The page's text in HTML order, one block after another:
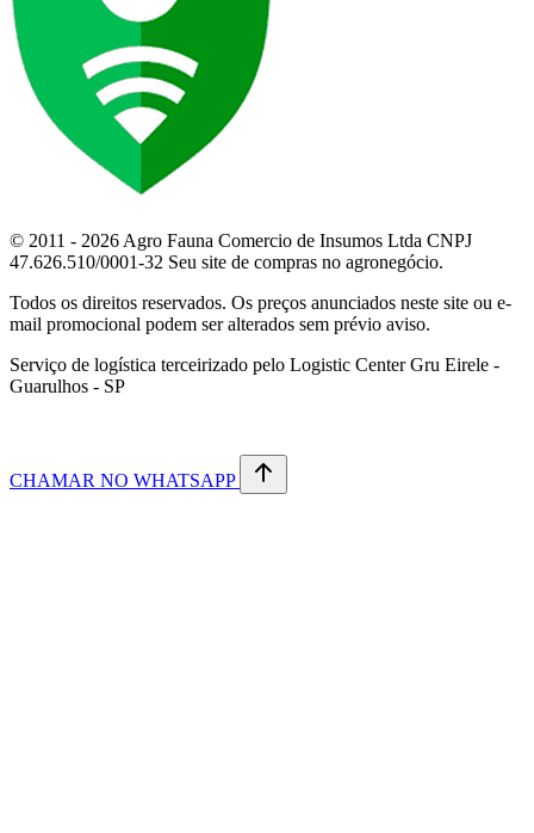
© 2011 - 2026 Agro Fauna Comercio de Insumos Ltda CNPJ
47.626.510/0001-32 Seu site de compras no agronegócio.
Todos os direitos reservados. Os preços anunciados neste site ou e-
mail promocional podem ser alterados sem prévio aviso.
Serviço de logística terceirizado pelo Logistic Center Gru Eirele -
Guarulhos - SP
CHAMAR NO WHATSAPP